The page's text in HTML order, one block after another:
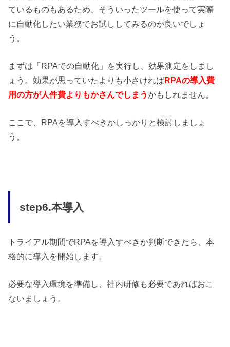
ているものもあるため、そういったツールを使って実際
に自動化したい業務でお試ししてみるのが良いでしょ
う。
まずは「RPAでの自動化」を実行し、効果測定をしまし
ょう。効果が思っていたよりも小さければRPAの導入費
用の方が人件費よりもかさんでしまうかもしれません。
ここで、RPAを導入すべきかしっかりと検討しましょ
う。
step6.本導入
トライアル期間でRPAを導入すべきか判断できたら、本
格的に導入を開始します。
必要な導入環境を準備し、社内研修も必要であればおこ
ないましょう。